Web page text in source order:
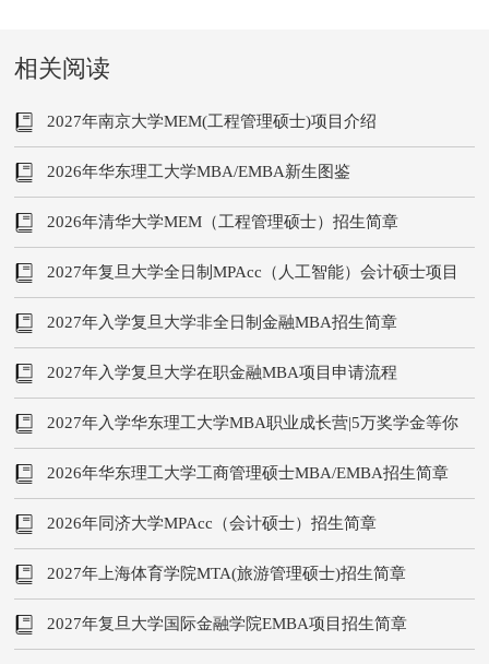
相关阅读
2027年南京大学MEM(工程管理硕士)项目介绍
2026年华东理工大学MBA/EMBA新生图鉴
2026年清华大学MEM（工程管理硕士）招生简章
2027年复旦大学全日制MPAcc（人工智能）会计硕士项目
发布
2027年入学复旦大学非全日制金融MBA招生简章
2027年入学复旦大学在职金融MBA项目申请流程
2027年入学华东理工大学MBA职业成长营|5万奖学金等你
来拿
2026年华东理工大学工商管理硕士MBA/EMBA招生简章
2026年同济大学MPAcc（会计硕士）招生简章
2027年上海体育学院MTA(旅游管理硕士)招生简章
2027年复旦大学国际金融学院EMBA项目招生简章